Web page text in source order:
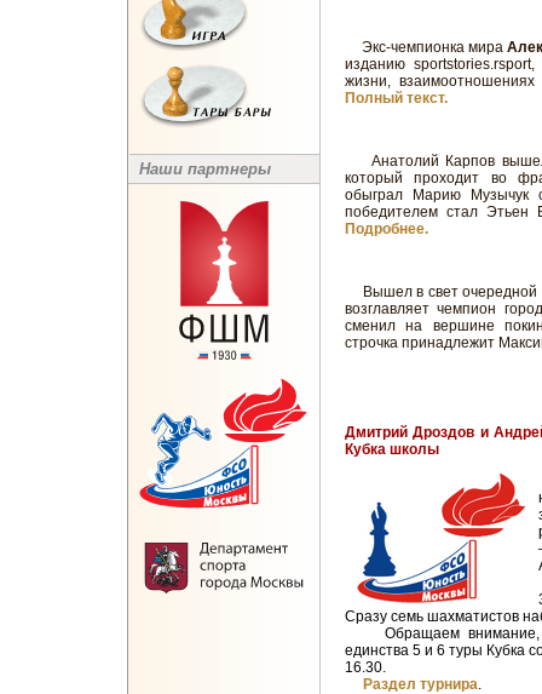
Наши партнеры
Экс-чемпионка мира
изданию
жизни,
Полный текст.
Анатолий Карпов
который проходит во
обыграл Марию Музычук
победителем стал Этьен
Подробнее.
Вышел в свет очередной
возглавляет чемпион
сменил на вершине
строчка принадлежит
Дмитрий Дроздов и
Кубка школы
Сразу семь шахматистов
Обращаем внимание,
единства 5 и 6 туры Кубка
16.30.
Раздел турнира.